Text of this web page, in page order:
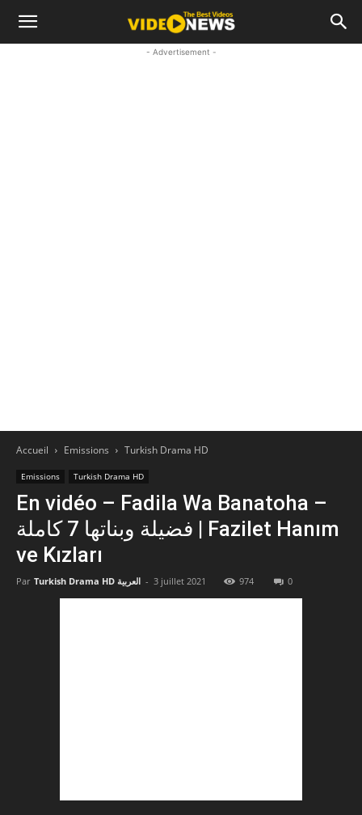
- Advertisement -
Accueil Emissions Turkish Drama HD
Emissions Turkish Drama HD
En vidéo – Fadila Wa Banatoha –
فضيلة وبناتها 7 كاملة | Fazilet Hanım
ve Kızları
Par Turkish Drama HD العربية - 3 juillet 2021 974 0